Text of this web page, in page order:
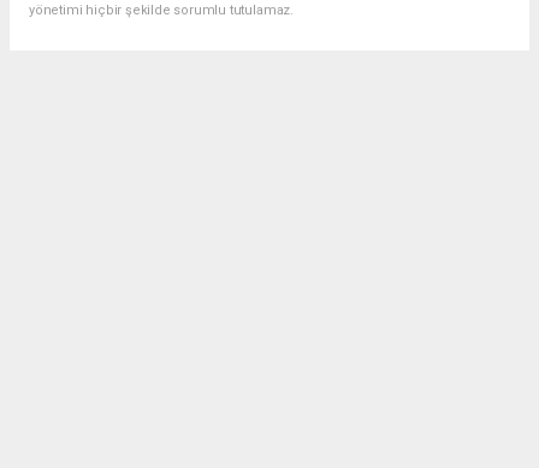
yönetimi hiçbir şekilde sorumlu tutulamaz.